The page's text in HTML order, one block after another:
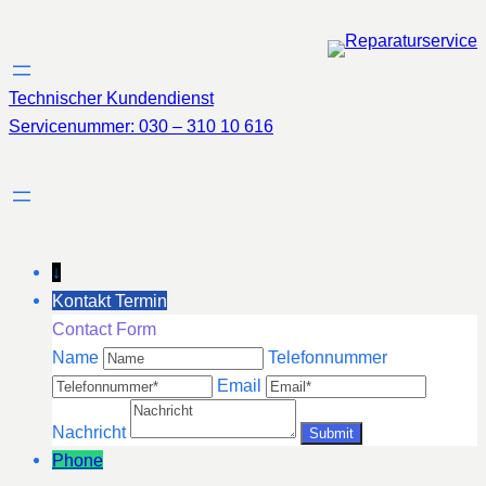
springen
Technischer Kundendienst
Servicenummer: 030 – 310 10 616
↓
Kontakt Termin
Contact Form
Name
Telefonnummer
Email
Nachricht
Phone